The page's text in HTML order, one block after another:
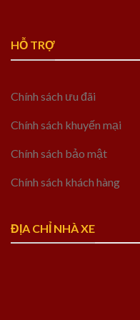
HỖ TRỢ
Chính sách ưu đãi
Chính sách khuyến mại
Chính sách bảo mật
Chính sách khách hàng
ĐỊA CHỈ NHÀ XE